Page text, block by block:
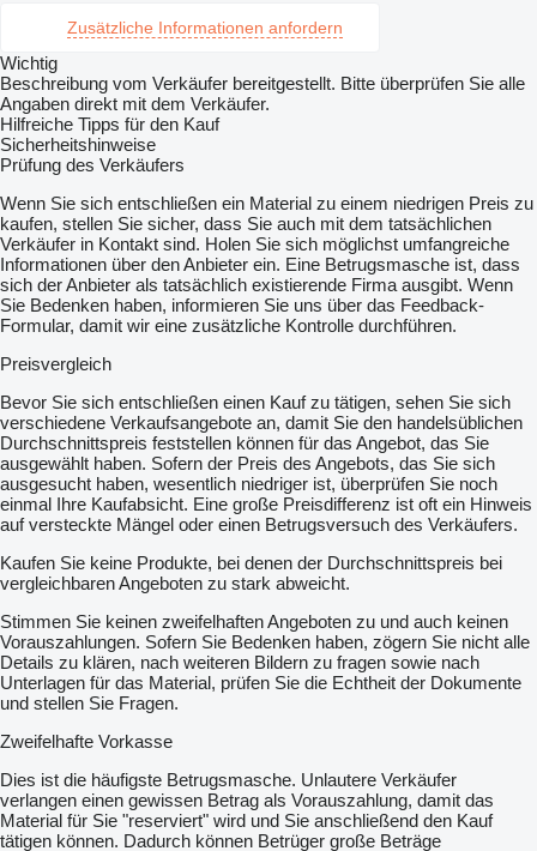
Zusätzliche Informationen anfordern
Wichtig
Beschreibung vom Verkäufer bereitgestellt. Bitte überprüfen Sie alle
Angaben direkt mit dem Verkäufer.
Hilfreiche Tipps für den Kauf
Sicherheitshinweise
Prüfung des Verkäufers
Wenn Sie sich entschließen ein Material zu einem niedrigen Preis zu
kaufen, stellen Sie sicher, dass Sie auch mit dem tatsächlichen
Verkäufer in Kontakt sind. Holen Sie sich möglichst umfangreiche
Informationen über den Anbieter ein. Eine Betrugsmasche ist, dass
sich der Anbieter als tatsächlich existierende Firma ausgibt. Wenn
Sie Bedenken haben, informieren Sie uns über das Feedback-
Formular, damit wir eine zusätzliche Kontrolle durchführen.
Preisvergleich
Bevor Sie sich entschließen einen Kauf zu tätigen, sehen Sie sich
verschiedene Verkaufsangebote an, damit Sie den handelsüblichen
Durchschnittspreis feststellen können für das Angebot, das Sie
ausgewählt haben. Sofern der Preis des Angebots, das Sie sich
ausgesucht haben, wesentlich niedriger ist, überprüfen Sie noch
einmal Ihre Kaufabsicht. Eine große Preisdifferenz ist oft ein Hinweis
auf versteckte Mängel oder einen Betrugsversuch des Verkäufers.
Kaufen Sie keine Produkte, bei denen der Durchschnittspreis bei
vergleichbaren Angeboten zu stark abweicht.
Stimmen Sie keinen zweifelhaften Angeboten zu und auch keinen
Vorauszahlungen. Sofern Sie Bedenken haben, zögern Sie nicht alle
Details zu klären, nach weiteren Bildern zu fragen sowie nach
Unterlagen für das Material, prüfen Sie die Echtheit der Dokumente
und stellen Sie Fragen.
Zweifelhafte Vorkasse
Dies ist die häufigste Betrugsmasche. Unlautere Verkäufer
verlangen einen gewissen Betrag als Vorauszahlung, damit das
Material für Sie "reserviert" wird und Sie anschließend den Kauf
tätigen können. Dadurch können Betrüger große Beträge